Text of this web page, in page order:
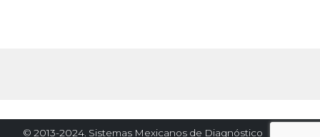
© 2013-2024. Sistemas Mexicanos de Diagnóstico